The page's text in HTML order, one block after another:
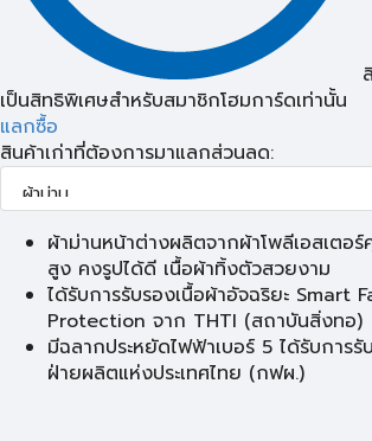
เป็นสิทธิพิเศษสำหรับสมาชิกโฮมการ์ดเท่านั้น
แลกซื้อ
สินค้าเก่าที่ต้องการมาแลกส่วนลด:
ผ้าม่านหน้าต่างผลิตจากผ้าโพลีเอสเต
สูง คงรูปได้ดี เนื้อผ้าทิ้งตัวสวยงาม
ได้รับการรับรองเนื้อผ้าอัจฉริยะ Smart
Protection จาก THTI (สถาบันสิ่งทอ)
มีฉลากประหยัดไฟฟ้าเบอร์ 5 ได้รับการ
ฝ่ายผลิตแห่งประเทศไทย (กฟผ.)